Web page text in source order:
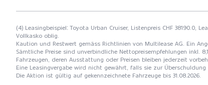
(4) Leasingbeispiel: Toyota Urban Cruiser, Listenpreis CHF 38190.0,
Vollkasko oblig.
Kaution und Restwert gemäss Richtlinien von Multilease AG. Ein
Sämtliche Preise sind unverbindliche Nettopreisempfehlungen inkl.
Fahrzeugen, deren Ausstattung oder Preisen bleiben jederzeit
Eine Leasingvergabe wird nicht gewährt, falls sie zur
Die Aktion ist gültig auf gekennzeichnete Fahrzeuge bis 31.08.2026.